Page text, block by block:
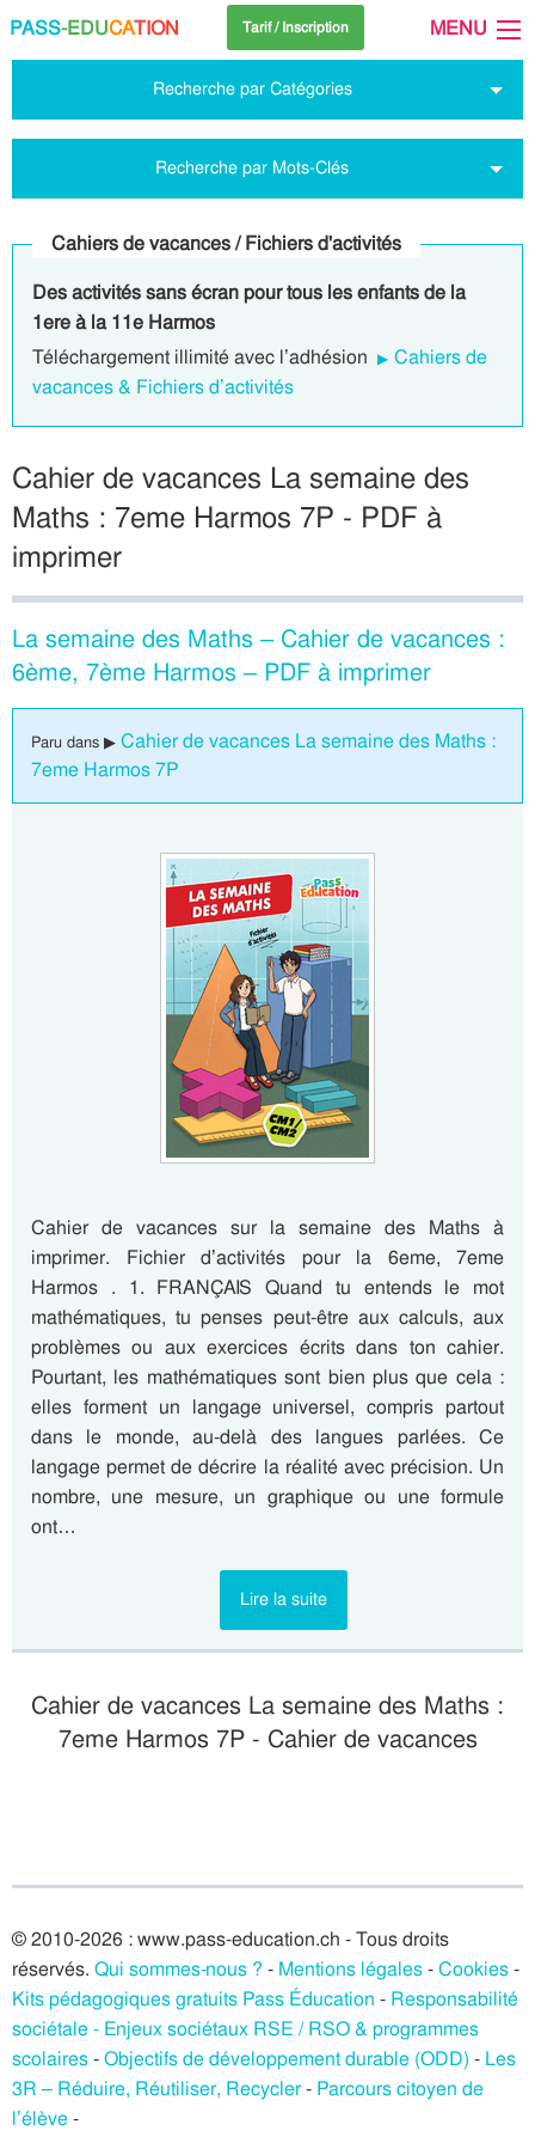
PASS-EDUCATION Tarif / Inscription MENU
Recherche par Catégories
Recherche par Mots-Clés
Cahiers de vacances / Fichiers d'activités
Des activités sans écran pour tous les enfants de la
1ere à la 11e Harmos
Téléchargement illimité avec l’adhésion
Cahiers de
vacances & Fichiers d’activités
Cahier de vacances La semaine des
Maths : 7eme Harmos 7P - PDF à
imprimer
La semaine des Maths – Cahier de vacances :
6ème, 7ème Harmos – PDF à imprimer
Paru dans ▶ Cahier de vacances La semaine des Maths :
7eme Harmos 7P
Cahier de vacances sur la semaine des Maths à
imprimer. Fichier d’activités pour la 6eme, 7eme
Harmos . 1. FRANÇAIS Quand tu entends le mot
mathématiques, tu penses peut-être aux calculs, aux
problèmes ou aux exercices écrits dans ton cahier.
Pourtant, les mathématiques sont bien plus que cela :
elles forment un langage universel, compris partout
dans le monde, au-delà des langues parlées. Ce
langage permet de décrire la réalité avec précision. Un
nombre, une mesure, un graphique ou une formule
ont…
Lire la suite
Cahier de vacances La semaine des Maths :
7eme Harmos 7P - Cahier de vacances
© 2010-2026 : www.pass-education.ch - Tous droits
réservés. Qui sommes-nous ? - Mentions légales-Cookies-
Kits pédagogiques gratuits Pass Éducation - Responsabilité
sociétale - Enjeux sociétaux RSE / RSO & programmes
scolaires-Objectifs de développement durable (ODD) - Les
3R – Réduire, Réutiliser, Recycler- Parcours citoyen de
l’élève-